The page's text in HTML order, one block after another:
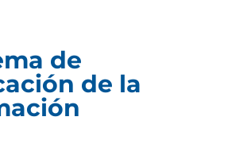
de
de la